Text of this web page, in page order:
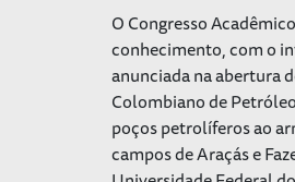
O Congresso
conhecimento, com o
anunciada na abertura
Colombiano de
poços petrolíferos ao
campos de Araçás e